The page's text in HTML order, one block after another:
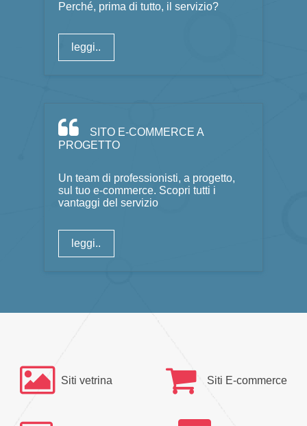
Perché, prima di tutto, il servizio?
leggi..
SITO E-COMMERCE A
PROGETTO
Un team di professionisti, a progetto,
sul tuo e-commerce. Scopri tutti i
vantaggi del servizio
leggi..
Siti vetrina Siti E-commerce